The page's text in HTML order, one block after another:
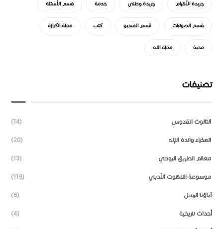
جريدة الأهرام جريدة وطني خدمة قسم الأسئلة
قسم الصوتيات قسم الفيديو كتب مجلة الكرازة
محبة محبّة الله
تصنيفات
الثالوث القدوس (14)
العذراء والدة الإله (20)
معالم الطريق الروحي (13)
موسوعة اللاهوت الأدبي (119)
آباؤنا الرسل (6)
أحداث تاريخية (4)